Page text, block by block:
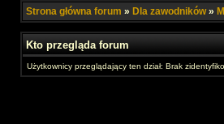
Strona główna forum » Dla zawodników»
Kto przegląda forum
Użytkownicy przeglądający ten dział: Brak